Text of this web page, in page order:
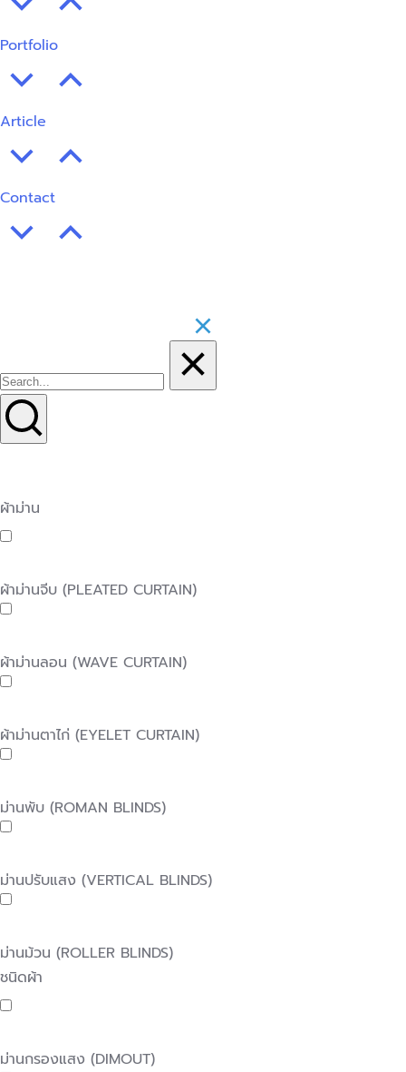
Portfolio
Article
Contact
ผ้าม่าน
ผ้าม่านจีบ (PLEATED CURTAIN)
ผ้าม่านลอน (WAVE CURTAIN)
ผ้าม่านตาไก่ (EYELET CURTAIN)
ม่านพับ (ROMAN BLINDS)
ม่านปรับแสง (VERTICAL BLINDS)
ม่านม้วน (ROLLER BLINDS)
ชนิดผ้า
ม่านกรองแสง (DIMOUT)